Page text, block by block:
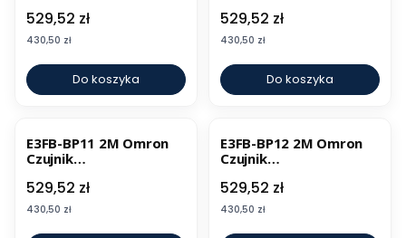
Cena
529,52 zł
Cena
430,50 zł
Do koszyka
Cena
529,52 zł
Cena
430,50 zł
Do koszyka
E3FB-BP11 2M Omron
Czujnik
Cena
529,52 zł
Cena
430,50 zł
E3FB-BP12 2M Omron
Czujnik
Cena
529,52 zł
Cena
430,50 zł